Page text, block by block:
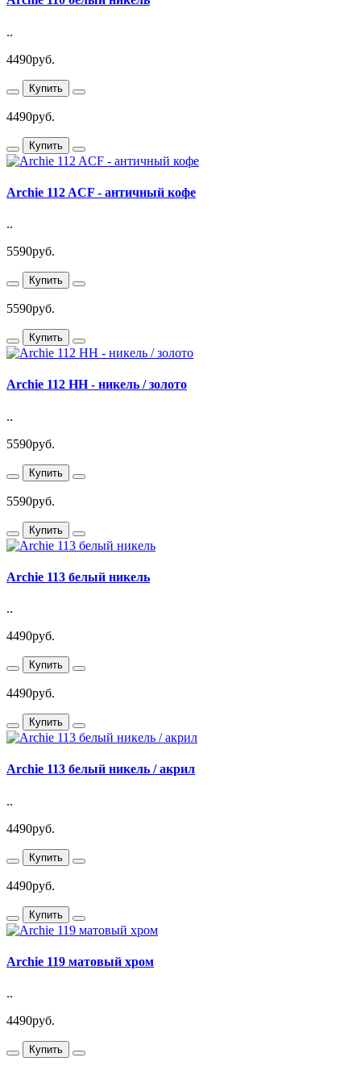
..
4490руб.
Купить
4490руб.
Купить
Archie 112 ACF - античный кофе
..
5590руб.
Купить
5590руб.
Купить
Archie 112 HH - никель / золото
..
5590руб.
Купить
5590руб.
Купить
Archie 113 белый никель
..
4490руб.
Купить
4490руб.
Купить
Archie 113 белый никель / акрил
..
4490руб.
Купить
4490руб.
Купить
Archie 119 матовый хром
..
4490руб.
Купить